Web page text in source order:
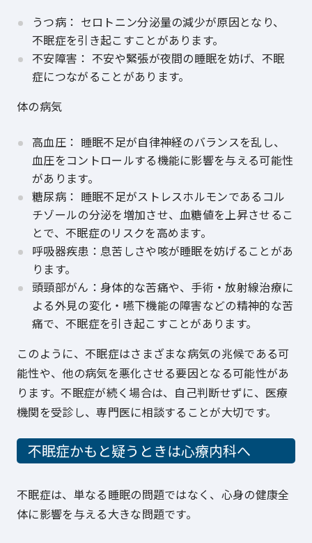
うつ病： セロトニン分泌量の減少が原因となり、
不眠症を引き起こすことがあります。
不安障害： 不安や緊張が夜間の睡眠を妨げ、不眠
症につながることがあります。
体の病気
高血圧： 睡眠不足が自律神経のバランスを乱し、
血圧をコントロールする機能に影響を与える可能性
があります。
糖尿病： 睡眠不足がストレスホルモンであるコル
チゾールの分泌を増加させ、血糖値を上昇させるこ
とで、不眠症のリスクを高めます。
呼吸器疾患：息苦しさや咳が睡眠を妨げることがあ
ります。
頭頸部がん：身体的な苦痛や、手術・放射線治療に
よる外見の変化・嚥下機能の障害などの精神的な苦
痛で、不眠症を引き起こすことがあります。
このように、不眠症はさまざまな病気の兆候である可
能性や、他の病気を悪化させる要因となる可能性があ
ります。不眠症が続く場合は、自己判断せずに、医療
機関を受診し、専門医に相談することが大切です。
不眠症かもと疑うときは心療内科へ
不眠症は、単なる睡眠の問題ではなく、心身の健康全
体に影響を与える大きな問題です。